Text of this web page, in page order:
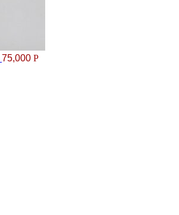
75,000 Р